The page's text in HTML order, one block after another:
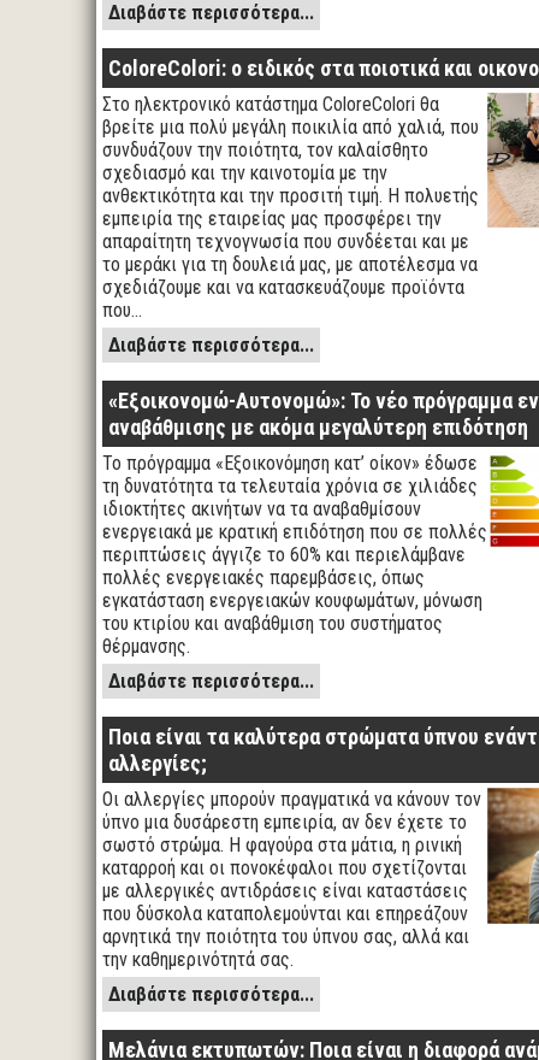
Διαβάστε περισσότερα...
ColoreColori: ο ειδικός στα ποιοτικά και
Στο ηλεκτρονικό κατάστημα ColoreColori θα
βρείτε μια πολύ μεγάλη ποικιλία από χαλιά, που
συνδυάζουν την ποιότητα, τον καλαίσθητο
σχεδιασμό και την καινοτομία με την
ανθεκτικότητα και την προσιτή τιμή. Η πολυετής
εμπειρία της εταιρείας μας προσφέρει την
απαραίτητη τεχνογνωσία που συνδέεται και με
το μεράκι για τη δουλειά μας, με αποτέλεσμα να
σχεδιάζουμε και να κατασκευάζουμε προϊόντα
που…
Διαβάστε περισσότερα...
«Εξοικονομώ-Αυτονομώ»: Το νέο πρόγραμμα
αναβάθμισης με ακόμα μεγαλύτερη επιδότηση
Το πρόγραμμα «Εξοικονόμηση κατ’ οίκον» έδωσε
τη δυνατότητα τα τελευταία χρόνια σε χιλιάδες
ιδιοκτήτες ακινήτων να τα αναβαθμίσουν
ενεργειακά με κρατική επιδότηση που σε πολλές
περιπτώσεις άγγιζε το 60% και περιελάμβανε
πολλές ενεργειακές παρεμβάσεις, όπως
εγκατάσταση ενεργειακών κουφωμάτων, μόνωση
του κτιρίου και αναβάθμιση του συστήματος
θέρμανσης.
Διαβάστε περισσότερα...
Ποια είναι τα καλύτερα στρώματα ύπνου
αλλεργίες;
Οι αλλεργίες μπορούν πραγματικά να κάνουν τον
ύπνο μια δυσάρεστη εμπειρία, αν δεν έχετε το
σωστό στρώμα. Η φαγούρα στα μάτια, η ρινική
καταρροή και οι πονοκέφαλοι που σχετίζονται
με αλλεργικές αντιδράσεις είναι καταστάσεις
που δύσκολα καταπολεμούνται και επηρεάζουν
αρνητικά την ποιότητα του ύπνου σας, αλλά και
την καθημερινότητά σας.
Διαβάστε περισσότερα...
Μελάνια εκτυπωτών: Ποια είναι η διαφορά